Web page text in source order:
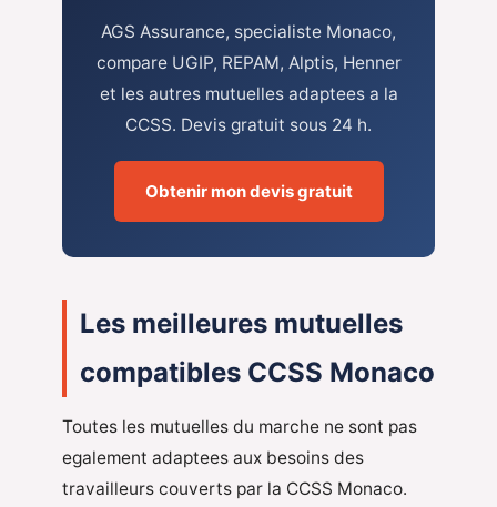
AGS Assurance, specialiste Monaco,
compare UGIP, REPAM, Alptis, Henner
et les autres mutuelles adaptees a la
CCSS. Devis gratuit sous 24 h.
Obtenir mon devis gratuit
Les meilleures mutuelles
compatibles CCSS Monaco
Toutes les mutuelles du marche ne sont pas
egalement adaptees aux besoins des
travailleurs couverts par la CCSS Monaco.